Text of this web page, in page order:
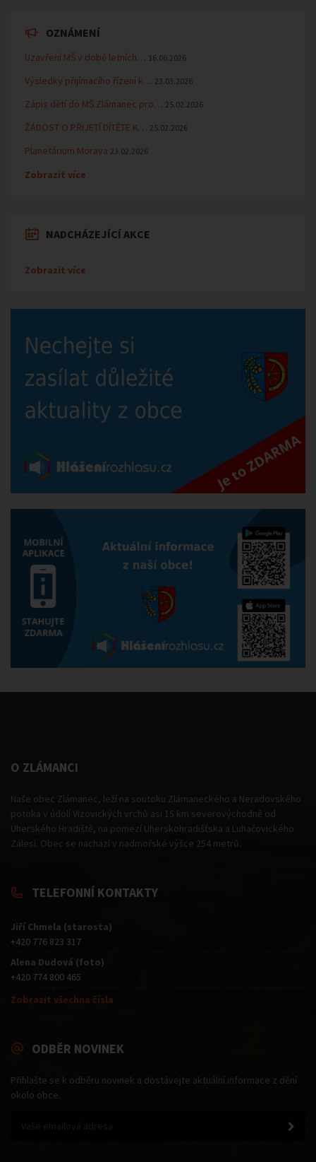
OZNÁMENÍ
Uzavření MŠ v době letních… 16.06.2026
Výsledky přijímacího řízení k… 23.03.2026
Zápis dětí do MŠ Zlámanec pro… 25.02.2026
ŽÁDOST O PŘIJETÍ DÍTĚTE K… 25.02.2026
Planetárium Morava 23.02.2026
Zobrazit více
NADCHÁZEJÍCÍ AKCE
Zobrazit více
O ZLÁMANCI
Naše obec Zlámanec, leží na soutoku Zlámaneckého a Neradovského
potoka v údolí Vizovických vrchů asi 15 km severovýchodně od
Uherského Hradiště, na pomezí Uherskohradišťska a Luhačovického
Zálesí. Obec se nachází v nadmořské výšce 254 metrů.
TELEFONNÍ KONTAKTY
Jiří Chmela (starosta)
+420 776 823 317
Alena Dudová (foto)
+420 774 800 465
Zobrazit všechna čísla
ODBĚR NOVINEK
Přihlašte se k odběru novinek a dostávejte aktuální informace z dění
okolo obce.